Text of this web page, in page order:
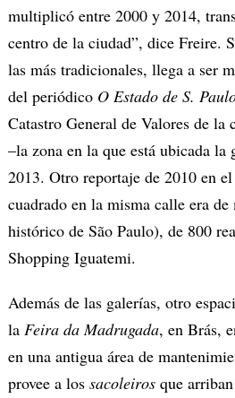
multiplicó entre 2000 y 2014,
centro de la ciudad”, dice Freire.
las más tradicionales, llega a ser
del periódico O Estado de S.
Catastro General de Valores de
–la zona en la que está ubicada
2013. Otro reportaje de 2010 en
cuadrado en la misma calle era
histórico de São Paulo), de 800
Shopping Iguatemi.
Además de las galerías, otro
la Feira da Madrugada, en Brás,
en una antigua área de
provee a los sacoleiros que